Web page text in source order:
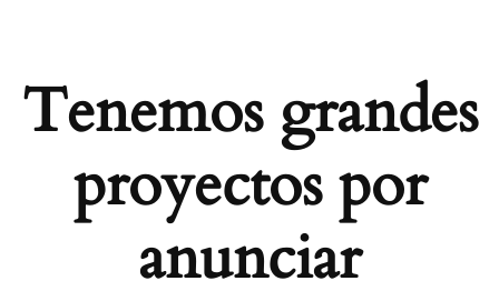
Tenemos grandes
proyectos por
anunciar